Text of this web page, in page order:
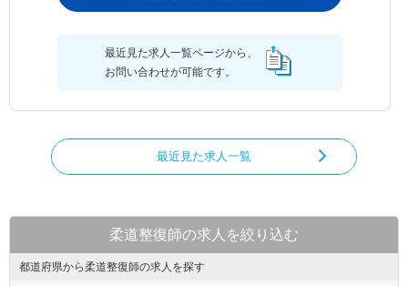
最近見た求人一覧ページから、
お問い合わせが可能です。
最近見た求人一覧
柔道整復師の求人を絞り込む
都道府県から柔道整復師の求人を探す